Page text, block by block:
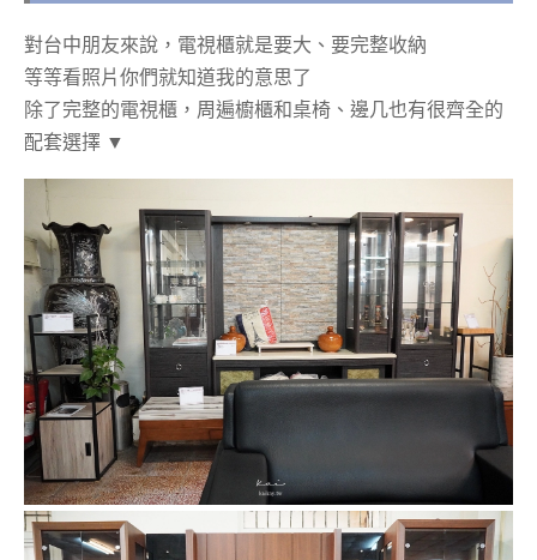
對台中朋友來說，電視櫃就是要大、要完整收納
等等看照片你們就知道我的意思了
除了完整的電視櫃，周遍櫥櫃和桌椅、邊几也有很齊全的
配套選擇 ▼